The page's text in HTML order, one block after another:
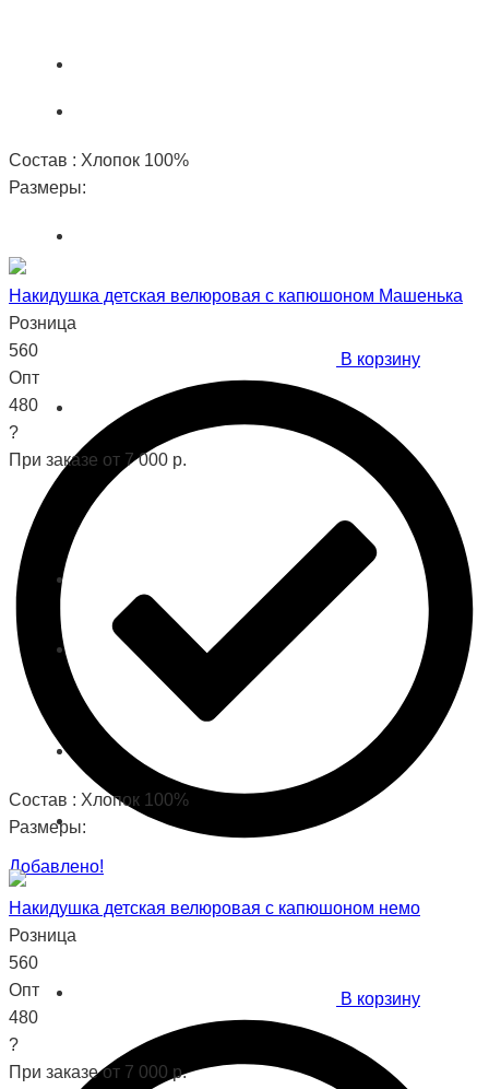
Состав : Хлопок 100%
Размеры:
В корзину
Добавлено!
Состав : Хлопок 100%
Размеры:
В корзину
Накидушка детская велюровая с капюшоном Машенька
Розница
560
Опт
480
?
При заказе от 7 000 р.
Накидушка детская велюровая с капюшоном немо
Розница
560
Опт
480
?
При заказе от 7 000 р.